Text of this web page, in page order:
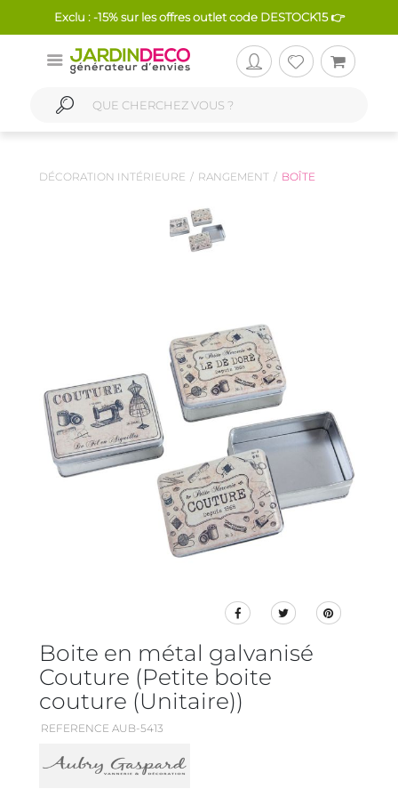
Exclu : -15% sur les offres outlet code DESTOCK15 👉
DÉCORATION INTÉRIEURE RANGEMENT BOÎTE
Boite en métal galvanisé
Couture (Petite boite
couture (Unitaire))
REFERENCE AUB-5413